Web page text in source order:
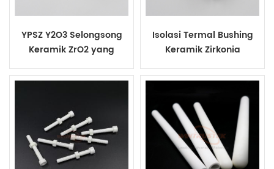
YPSZ Y2O3 Selongsong
Keramik ZrO2 yang
Isolasi Termal Bushing
Keramik Zirkonia